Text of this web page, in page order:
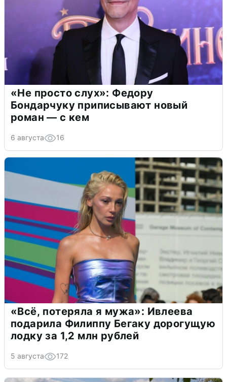
«Не просто слух»: Федору
Бондарчуку приписывают новый
роман — с кем
6 августа 16
«Всё, потеряла я мужа»: Ивлеева
подарила Филиппу Бегаку дорогущую
лодку за 1,2 млн рублей
5 августа 172